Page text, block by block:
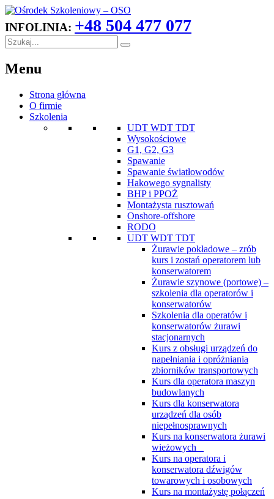
INFOLINIA: +48 504 477 077
Menu
Strona główna
O firmie
Szkolenia
UDT WDT TDT
Wysokościowe
G1, G2, G3
Spawanie
Spawanie światłowodów
Hakowego sygnalisty
BHP i PPOŻ
Montażysta rusztowań
Onshore-offshore
RODO
UDT WDT TDT
Żurawie pokładowe – zrób
kurs i zostań operatorem lub
konserwatorem
Żurawie szynowe (portowe) –
szkolenia dla operatorów i
konserwatorów
Szkolenia dla operatów i
konserwatorów żurawi
stacjonarnych
Kurs z obsługi urządzeń do
napełniania i opróżniania
zbiorników transportowych
Kurs dla operatora maszyn
budowlanych
Kurs dla konserwatora
urządzeń dla osób
niepełnosprawnych
Kurs na konserwatora żurawi
wieżowych
Kurs na operatora i
konserwatora dźwigów
towarowych i osobowych
Kurs na montażystę połączeń